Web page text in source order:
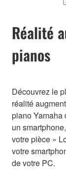
Réalité
pianos
Découvrez le
réalité
piano Yamaha
un
votre pièce »
votre
de votre PC.